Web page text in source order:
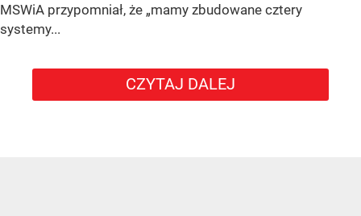
MSWiA przypomniał, że „mamy zbudowane cztery
systemy...
CZYTAJ DALEJ